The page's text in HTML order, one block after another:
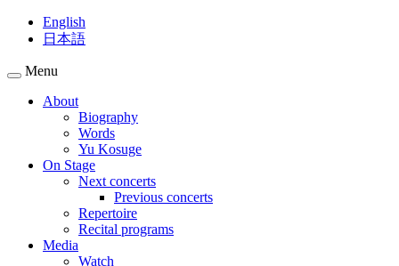
English
日本語
Menu
About
Biography
Words
Yu Kosuge
On Stage
Next concerts
Previous concerts
Repertoire
Recital programs
Media
Watch